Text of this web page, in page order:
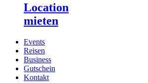
Location
mieten
Events
Reisen
Business
Gutschein
Kontakt